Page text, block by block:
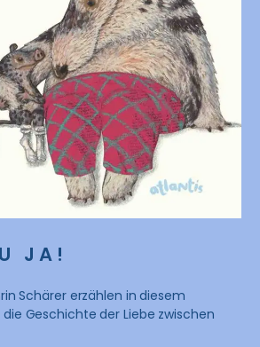
JA!
Schärer erzählen in diesem
Geschichte der Liebe zwischen